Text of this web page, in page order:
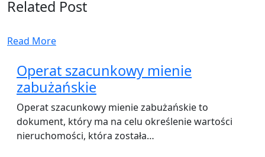
Related Post
Read More
Operat szacunkowy mienie
zabużańskie
Operat szacunkowy mienie zabużańskie to
dokument, który ma na celu określenie wartości
nieruchomości, która została…